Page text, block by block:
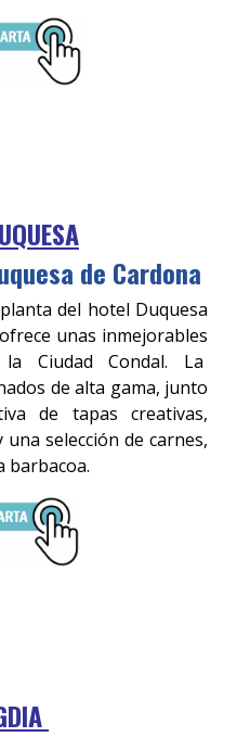
del hotel Duquesa
unas inmejorables
Ciudad Condal. La
de alta gama, junto
de tapas creativas,
selección de carnes,
barbacoa.